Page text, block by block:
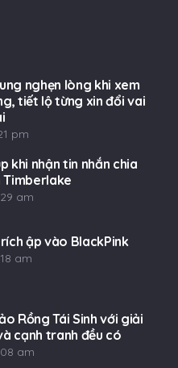
nghẹn lòng khi xem
tiết lộ từng xin đổi vai
pm
khi nhận tin nhắn chia
am
ập vào BlackPink
am
Rồng Tái Sinh với giải
cạnh tranh đều có
am